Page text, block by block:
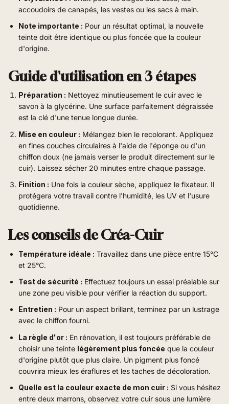
accoudoirs de canapés, les vestes ou les sacs à main.
Note importante : Pour un résultat optimal, la nouvelle
teinte doit être identique ou plus foncée que la couleur
d'origine.
Guide d'utilisation en 3 étapes
Préparation : Nettoyez minutieusement le cuir avec le
savon à la glycérine. Une surface parfaitement dégraissée
est la clé d'une tenue longue durée.
Mise en couleur : Mélangez bien le recolorant. Appliquez
en fines couches circulaires à l'aide de l'éponge ou d'un
chiffon doux (ne jamais verser le produit directement sur le
cuir). Laissez sécher 20 minutes entre chaque passage.
Finition : Une fois la couleur sèche, appliquez le fixateur. Il
protégera votre travail contre l'humidité, les UV et l'usure
quotidienne.
Les conseils de Créa-Cuir
Température idéale : Travaillez dans une pièce entre 15°C
et 25°C.
Test de sécurité : Effectuez toujours un essai préalable sur
une zone peu visible pour vérifier la réaction du support.
Entretien : Pour un aspect brillant, terminez par un lustrage
avec le chiffon fourni.
La règle d'or : En rénovation, il est toujours préférable de
choisir une teinte légèrement plus foncée que la couleur
d'origine plutôt que plus claire. Un pigment plus foncé
couvrira mieux les éraflures et les taches de décoloration.
Quelle est la couleur exacte de mon cuir : Si vous hésitez
entre deux marrons, observez votre cuir sous une lumière